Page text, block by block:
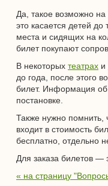
Да, такое возможно на
это касается детей
места и сидящих на
билет покупают
В некоторых театрах и
до года, после этого
билет. Информация об
постановке.
Также нужно помнить,
входит в стоимость
бесплатно, отдельно
Для заказа билетов —
« на страницу